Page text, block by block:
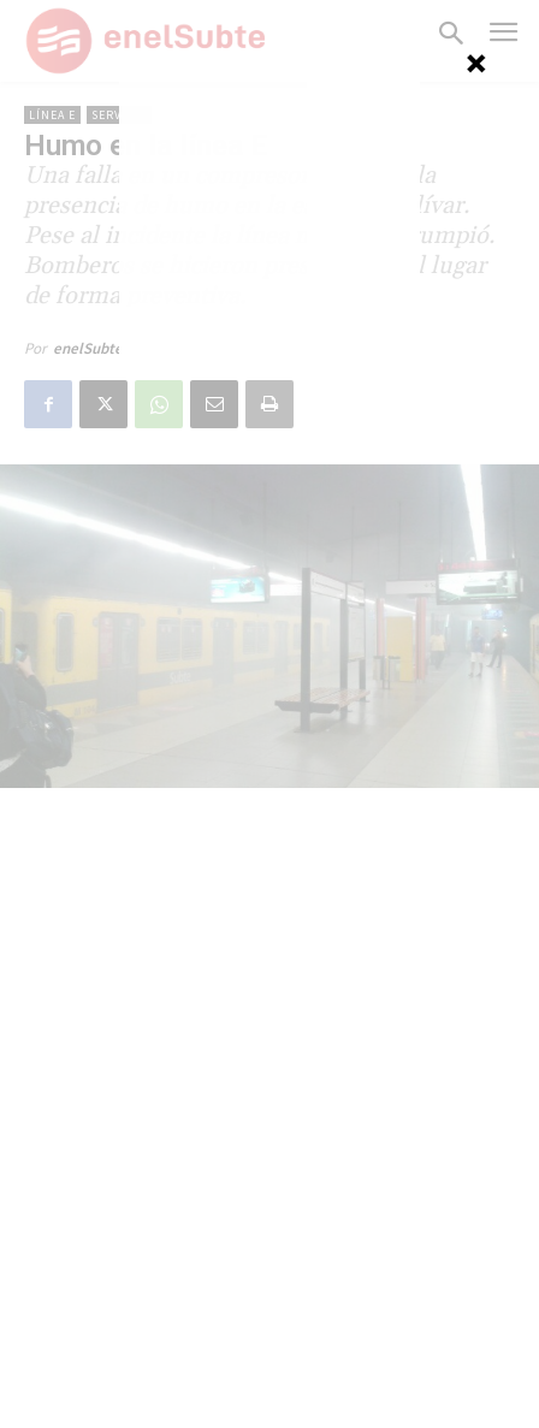
LÍNEA E SERVICIO
Humo en la línea E
Una falla en un compresor ocasionó la
presencia de humo en la estación Bolívar.
Pese al incidente la línea no se interrumpió.
Bomberos se hicieron presentes en el lugar
de forma preventiva.
Por enelSubte